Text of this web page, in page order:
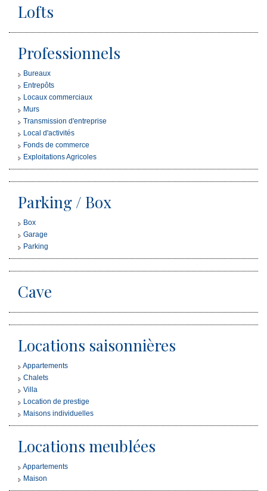
Lofts
Professionnels
Bureaux
Entrepôts
Locaux commerciaux
Murs
Transmission d'entreprise
Local d'activités
Fonds de commerce
Exploitations Agricoles
Parking / Box
Box
Garage
Parking
Cave
Locations saisonnières
Appartements
Chalets
Villa
Location de prestige
Maisons individuelles
Locations meublées
Appartements
Maison